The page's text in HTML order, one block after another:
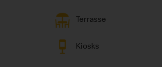
Terrasse
Kiosks